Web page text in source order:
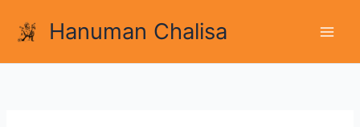
content
Hanuman Chalisa